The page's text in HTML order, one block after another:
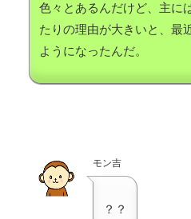
色々とあるんだけど、主に
たりの理由が大きいと、最
ようになったんだ。
モン吉
？？